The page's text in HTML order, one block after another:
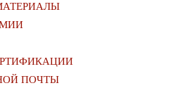
ПОЧТЫ